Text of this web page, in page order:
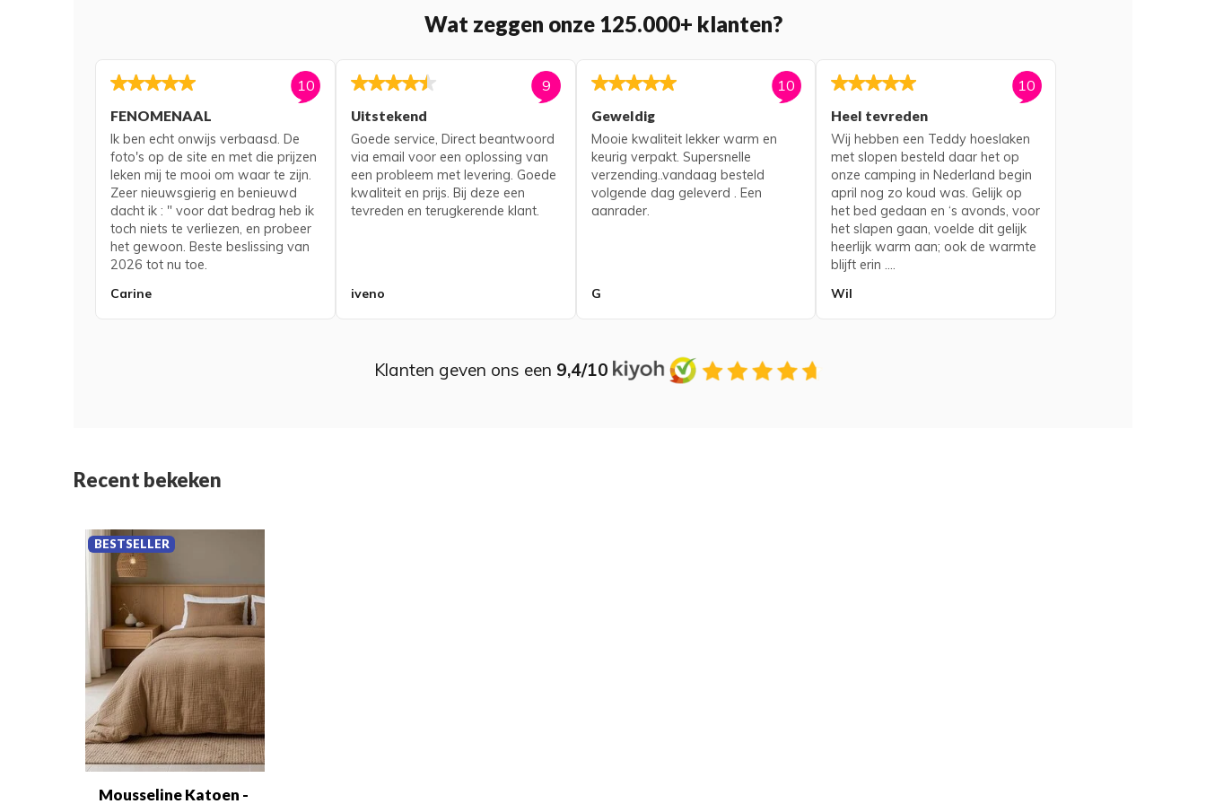
Wat zeggen onze 125.000+ klanten?
10
FENOMENAAL
Ik ben echt onwijs verbaasd. De
foto's op de site en met die prijzen
leken mij te mooi om waar te zijn.
Zeer nieuwsgierig en benieuwd
dacht ik : " voor dat bedrag heb ik
toch niets te verliezen, en probeer
het gewoon. Beste beslissing van
2026 tot nu toe.
Carine
9
Uitstekend
Goede service, Direct beantwoord
via email voor een oplossing van
een probleem met levering. Goede
kwaliteit en prijs. Bij deze een
tevreden en terugkerende klant.
iveno
10
Geweldig
Mooie kwaliteit lekker warm en
keurig verpakt. Supersnelle
verzending..vandaag besteld
volgende dag geleverd . Een
aanrader.
G
10
Heel tevreden
Wij hebben een Teddy hoeslaken
met slopen besteld daar het op
onze camping in Nederland begin
april nog zo koud was. Gelijk op
het bed gedaan en ‘s avonds, voor
het slapen gaan, voelde dit gelijk
heerlijk warm aan; ook de warmte
blijft erin ....
Wil
Klanten geven ons een 9,4/10
Recent bekeken
Mousseline Katoen -
BESTSELLER